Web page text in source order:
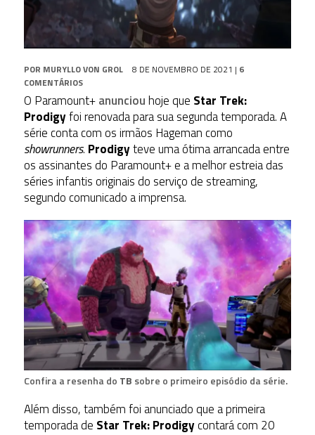
POR MURYLLO VON GROL 8 DE NOVEMBRO DE 2021 | 6
COMENTÁRIOS
O Paramount+anunciouhoje que Star Trek:
Prodigyfoi renovada para sua segunda temporada. A
série conta com os irmãos Hageman como
showrunners. Prodigyteve uma ótima arrancada entre
os assinantes do Paramount+ e a melhor estreia das
séries infantis originais do serviço de streaming,
segundo comunicado a imprensa.
Confira a resenha do TB sobre o primeiro episódio da série.
Além disso, também foi anunciado que a primeira
temporada de Star Trek: Prodigycontará com 20